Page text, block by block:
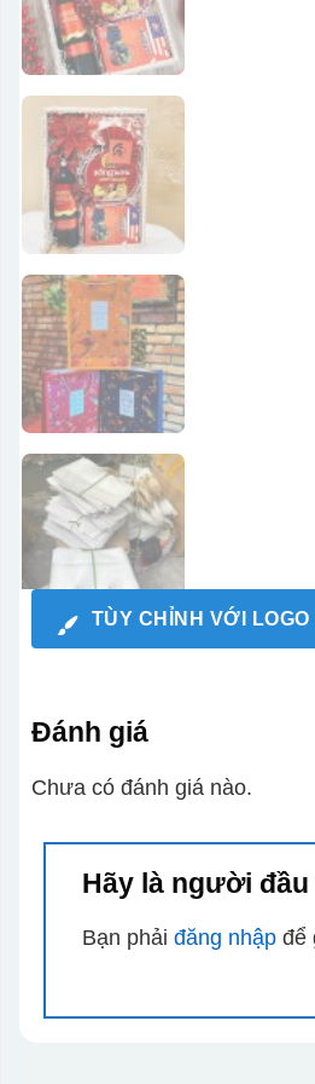
TÙY CHỈNH VỚI
Đánh giá
Chưa có đánh giá nào.
Hãy là người đầu
Bạn phải đăng nhậpđể